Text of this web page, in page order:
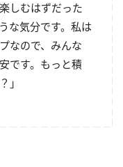
しむはずだった
な気分です。私は
なので、みんな
です。もっと積
」